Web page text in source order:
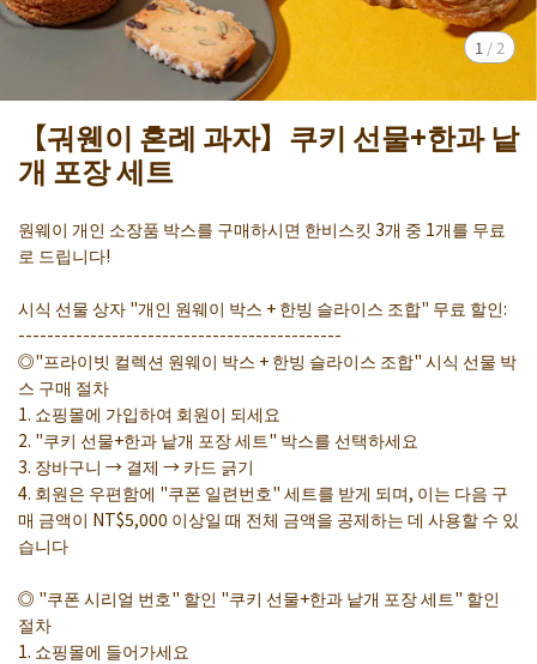
1 / 2
【궈웬이 혼례 과자】쿠키 선물+한과 낱
개 포장 세트
원웨이 개인 소장품 박스를 구매하시면 한비스킷 3개 중 1개를 무료
로 드립니다!
시식 선물 상자 "개인 원웨이 박스 + 한빙 슬라이스 조합" 무료 할인:
---------------------------------------------
◎"프라이빗 컬렉션 원웨이 박스 + 한빙 슬라이스 조합" 시식 선물 박
스 구매 절차
1. 쇼핑몰에 가입하여 회원이 되세요
2. "쿠키 선물+한과 낱개 포장 세트" 박스를 선택하세요
3. 장바구니 → 결제 → 카드 긁기
4. 회원은 우편함에 "쿠폰 일련번호" 세트를 받게 되며, 이는 다음 구
매 금액이 NT$5,000 이상일 때 전체 금액을 공제하는 데 사용할 수 있
습니다
◎ "쿠폰 시리얼 번호" 할인 "쿠키 선물+한과 낱개 포장 세트" 할인
절차
1. 쇼핑몰에 들어가세요